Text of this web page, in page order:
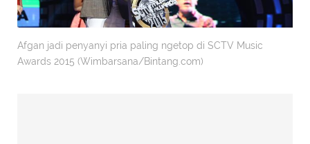
Afgan jadi penyanyi pria paling ngetop di SCTV Music
Awards 2015 (Wimbarsana/Bintang.com)